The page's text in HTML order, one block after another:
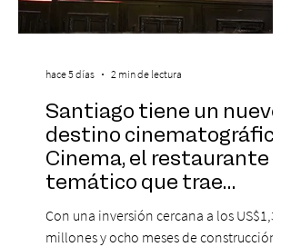
Santiago tiene un nuevo
destino cinematográfico:
Cinema, el restaurante
temático que trae
Hollywood a Chile
Con una inversión cercana a los US$1,3
millones y ocho meses de construcción,
hace 5 días 2 min de lectura